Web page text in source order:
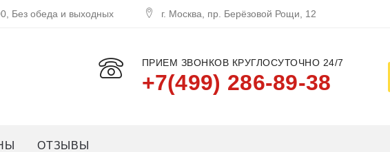
Без обеда и выходных г. Москва, пр. Берёзовой Рощи, 12
ПРИЕМ ЗВОНКОВ КРУГЛОСУТОЧНО 24/7
+7(499) 286-89-38
ОТЗЫВЫ